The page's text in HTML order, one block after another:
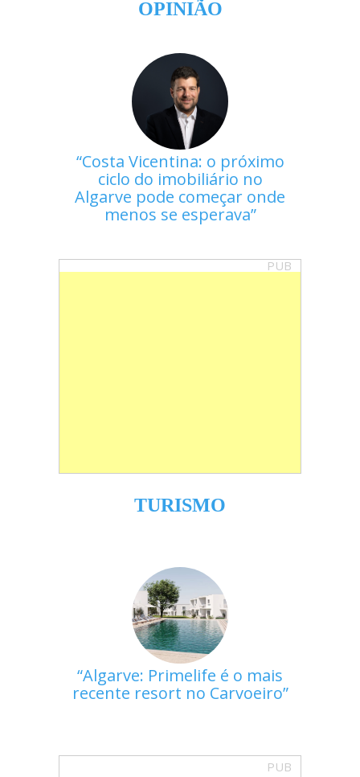
OPINIÃO
Costa Vicentina: o próximo
ciclo do imobiliário no
Algarve pode começar onde
menos se esperava
PUB
TURISMO
Algarve: Primelife é o mais
recente resort no Carvoeiro
PUB